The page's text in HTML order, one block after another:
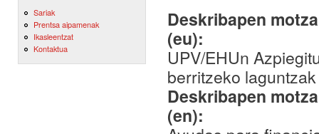
Sariak
Prentsa aipamenak
Ikasleentzat
Kontaktua
Deskribapen
(eu):
UPV/EHUn
berritzeko
Deskribapen
(en):